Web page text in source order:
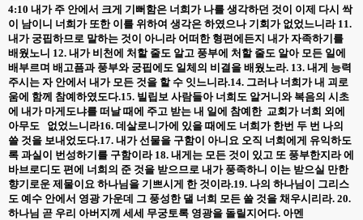
4:10 내가 주 안에서 크게 기뻐함은 너희가 나를 생각하던 것이 이제 다시 싹
이 남이니 너희가 또한 이를 위하여 생각은 하였으나 기회가 없었느니라11.
내가 궁핍하므로 말하는 것이 아니라 어떠한 형편에든지 내가 자족하기를
배웠노니 12. 내가 비천에 처할 줄도 알고 풍부에 처할 줄도 알아 모든 일에
배부르며 배고픔과 풍부와 궁핍에도 일체의 비결을 배웠노라. 13. 내게 능력
주시는 자 안에서 내가 모든 것을 할 수 잇느니라.14. 그러나 너희가 내 괴로
움에 함께 참예하였도다.15. 빌립보 사람들아 너희도 알거니와 복음의 시초
에 내가 마게도냐를 떠날 때에 주고 받는 내 일에 참예한 교회가 너희 외에
아무도
없었느니라16. 데살로니가에 있을 때에도 너희가 한번 두 번 나의
쓸 것을 보내었도다.17. 내가 선물을 구함이 아니요 오직 너희에게 유익하도
록 과실이 번성하기를 구함이라18. 내게는 모든 것이 있고 또 풍부한지라 에
바브로디도 편에 너희의 준 것을 받으므로 내가 풍족하니 이는 받으실 만한
향기로운 제물이요 하나님을 기쁘시게 한 것이라.19. 나의 하나님이 그리스
도 예수 안에서 영광 가운데 그 풍성한 댈 너희 모든 쓸 것을 채우시리라. 20.
하나님 곧 우리 아버지께 세세 무궁토록 영광을 돌릴지어다. 아멘